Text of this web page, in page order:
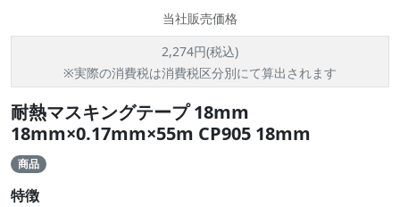
当社販売価格
2,274円(税込)
※実際の消費税は消費税区分別にて算出されます
耐熱マスキングテープ 18mm
18mm×0.17mm×55m CP905 18mm
商品
特徴